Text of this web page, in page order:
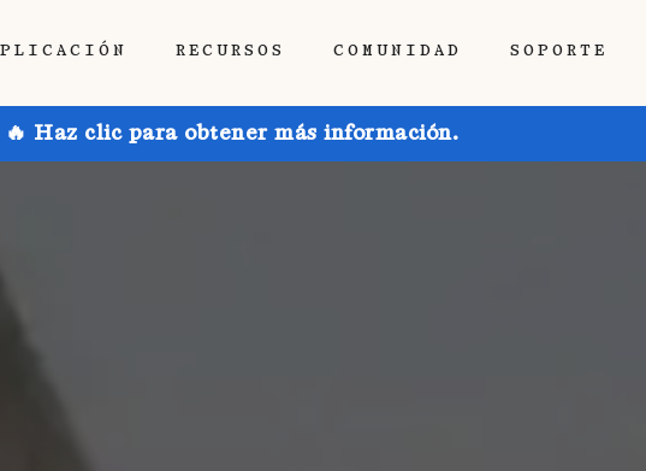
RECURSOS COMUNIDAD SOPORTE
Haz clic para obtener más información.